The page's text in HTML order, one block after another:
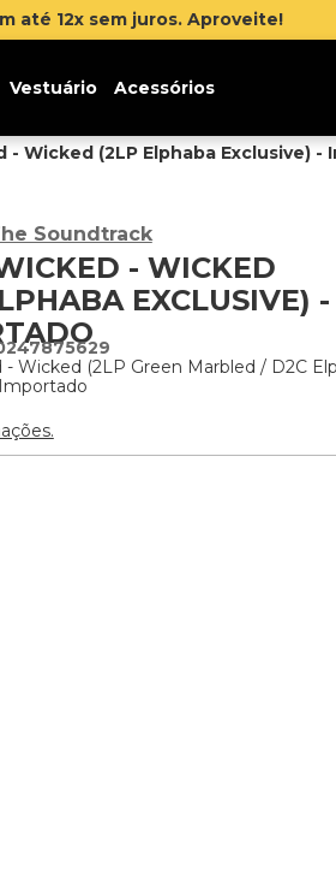
até 12x sem juros. Aproveite!
Vestuário Acessórios
- Wicked (2LP Elphaba Exclusive) -
Soundtrack
- WICKED
EXCLUSIVE) -
- Wicked (2LP Green Marbled / D2C